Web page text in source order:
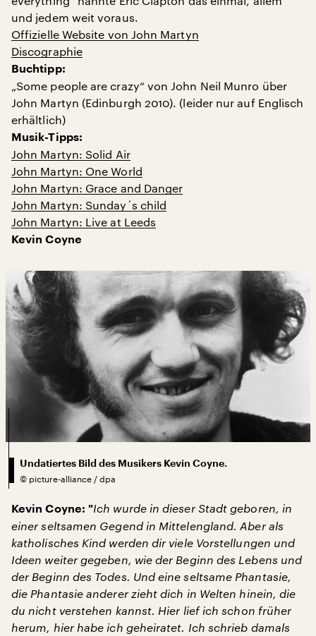
und jedem weit voraus.
Offizielle Website von John Martyn
Discographie
Buchtipp:
„Some people are crazy“ von John Neil Munro über
John Martyn (Edinburgh 2010). (leider nur auf Englisch
erhältlich)
Musik-Tipps:
John Martyn: Solid Air
John Martyn: One World
John Martyn: Grace and Danger
John Martyn: Sunday´s child
John Martyn: Live at Leeds
Kevin Coyne
Undatiertes Bild des Musikers Kevin Coyne.
© picture-alliance / dpa
Kevin Coyne: "Ich wurde in dieser Stadt geboren, in
einer seltsamen Gegend in Mittelengland. Aber als
katholisches Kind werden dir viele Vorstellungen und
Ideen weiter gegeben, wie der Beginn des Lebens und
der Beginn des Todes. Und eine seltsame Phantasie,
die Phantasie anderer zieht dich in Welten hinein, die
du nicht verstehen kannst. Hier lief ich schon früher
herum, hier habe ich geheiratet. Ich schrieb damals